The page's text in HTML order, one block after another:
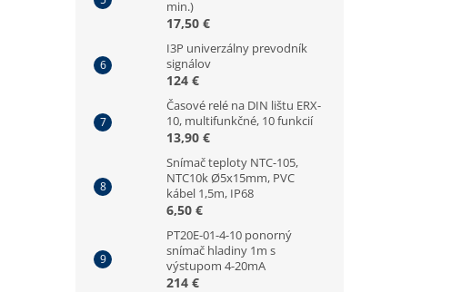
min.)
17,50 €
I3P univerzálny prevodník
signálov
124 €
Časové relé na DIN lištu ERX-
10, multifunkčné, 10 funkcií
13,90 €
Snímač teploty NTC-105,
NTC10k Ø5x15mm, PVC
kábel 1,5m, IP68
6,50 €
PT20E-01-4-10 ponorný
snímač hladiny 1m s
výstupom 4-20mA
214 €